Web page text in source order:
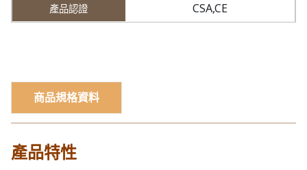
CSA,CE
商品規格資料
產品特性